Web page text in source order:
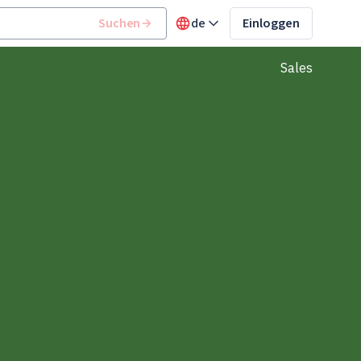
Suchen de Einloggen
Sales